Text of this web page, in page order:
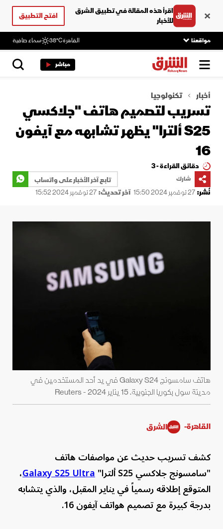
اقرأ هذه المقالة في تطبيق الشرق
للأخبار
افتح التطبيق
مواقعنا القاهرة38°C سماء صافية
مباشر
أخبار تكنولوجيا
تسريب لتصميم هاتف "جلاكسي
S25 ألترا" يظهر تشابهه مع آيفون
16
دقائق القراءة - 3
شارك
تابع آخر الأخبار على واتساب
نُشر:27 نوفمبر 2024 15:50 آخر تحديث:27 نوفمبر 2024 15:52
هاتف سامسونج Galaxy S24 في يد أحد المستخدمين في
مدينة سول بكوريا الجنوبية. 15 يناير 2024 - Reuters
القاهرة- الشرق
كشف تسريب حديث عن مواصفات هاتف
"سامسونج جلاكسي S25 ألترا"
Galaxy S25 Ultra،
المتوقع إطلاقه رسمياً في يناير المقبل، والذي يتشابه
بدرجة كبيرة مع تصميم هواتف آيفون 16.